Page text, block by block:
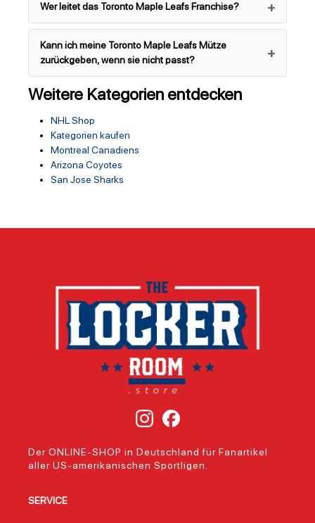
Wer leitet das Toronto Maple Leafs Franchise?
Kann ich meine Toronto Maple Leafs Mütze
zurückgeben, wenn sie nicht passt?
Weitere Kategorien entdecken
NHL Shop
Kategorien kaufen
Montreal Canadiens
Arizona Coyotes
San Jose Sharks
Der ONLINE-SHOP in Deutschland für Fanartikel
aller US-amerikanischen Sportligen.
SERVICE